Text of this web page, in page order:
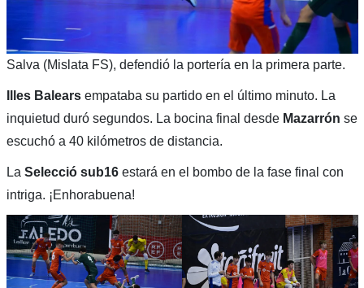
Salva (Mislata FS), defendió la portería en la primera parte.
Illes Balearsempataba su partido en el último minuto. La
inquietud duró segundos. La bocina final desde Mazarrón se
escuchó a 40 kilómetros de distancia.
La Selecció sub16estará en el bombo de la fase final con
intriga. ¡Enhorabuena!